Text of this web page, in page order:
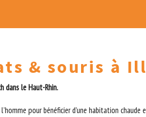
& souris à
dans le Haut-Rhin.
pour bénéficier d’une habitation chaude